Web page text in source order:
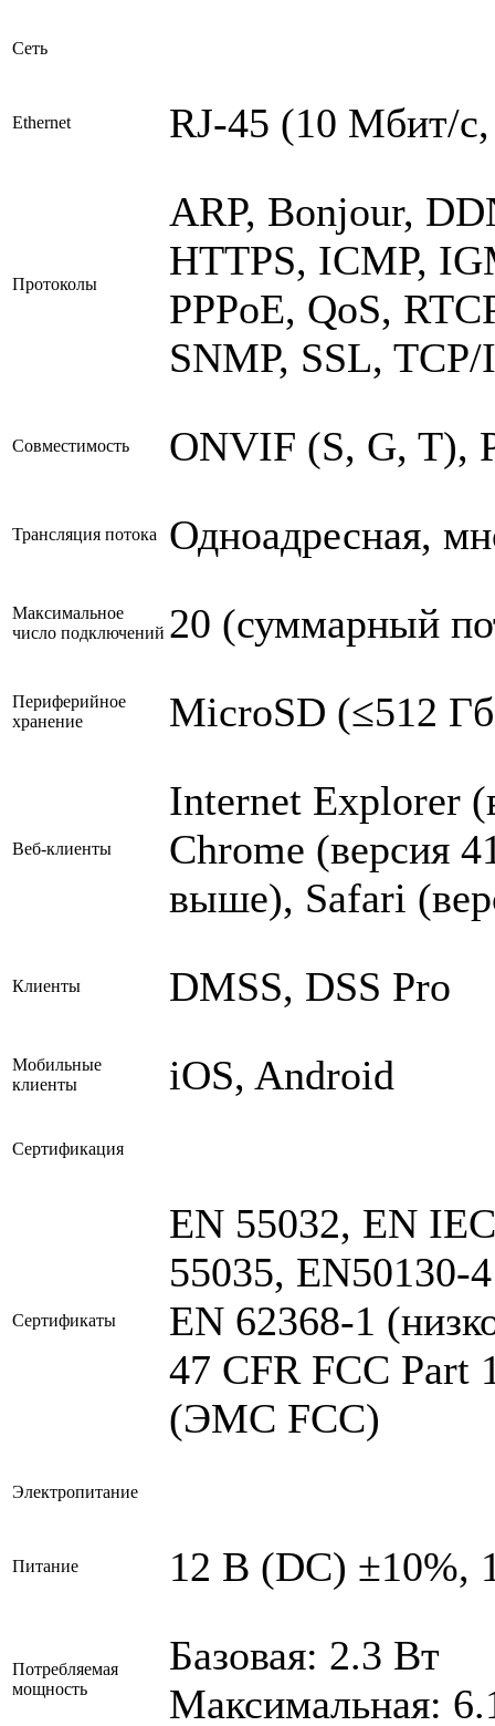
Сеть
Ethernet RJ-45 (10 Мбит/
Протоколы
ARP, Bonjour,
HTTPS, ICMP,
PPPoE, QoS,
SNMP, SSL,
Совместимость ONVIF (S, G, T),
Трансляция потока Одноадресная,
Максимальное
число подключений 20 (суммарный
Периферийное
хранение
MicroSD (≤512
Веб-клиенты
Internet Explorer
Chrome (версия
выше), Safari
Клиенты DMSS, DSS Pro
Мобильные
клиенты
iOS, Android
Сертификация
Сертификаты
EN 55032, EN
55035,
EN 62368-1
47 CFR FCC Part
(ЭМС FCC)
Электропитание
Питание 12 В (DC) ±10%,
Потребляемая
мощность
Базовая: 2.3 Вт
Максимальная: